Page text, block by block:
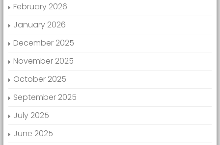
February 2026
January 2026
December 2025
November 2025
October 2025
September 2025
July 2025
June 2025